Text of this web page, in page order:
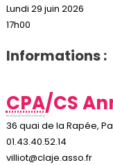
Lundi 29 juin 2026
17h00
Informations :
CPA/CS
36 quai de la Rapée,
01.43.40.52.14
villiot@claje.asso.fr